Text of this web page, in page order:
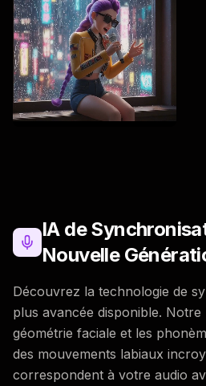
IA de
Nouvelle
Découvrez la technologie de
plus avancée disponible. Notre
géométrie faciale et les
des mouvements labiaux
correspondent à votre audio